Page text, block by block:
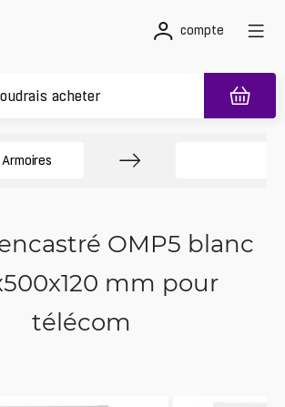
compte
OMP5 blanc
mm pour
télécom